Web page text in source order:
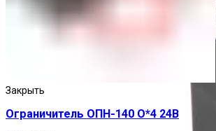
Закрыть
Ограничитель ОПН-140 О*4 24В